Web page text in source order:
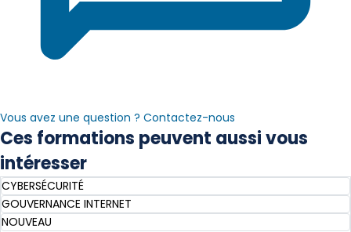
Vous avez une question ? Contactez-nous
Ces formations peuvent aussi vous
intéresser
CYBERSÉCURITÉ
GOUVERNANCE INTERNET
NOUVEAU